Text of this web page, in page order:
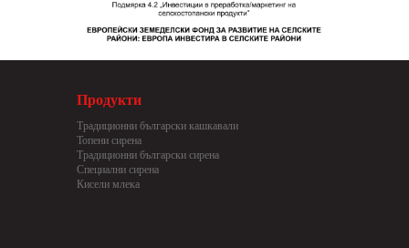
Продукти
Традиционни български кашкавали
Топени сирена
Традиционни български сирена
Специални сирена
Кисели млека